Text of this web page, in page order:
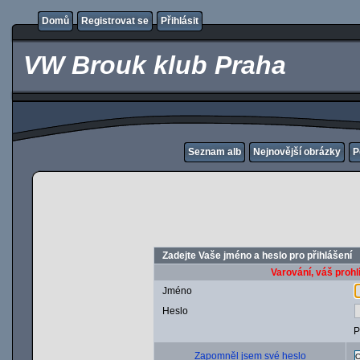
Domů Registrovat se Přihlásit
VW Brouk klub Praha
Seznam alb Nejnovější obrázky
Zadejte Vaše jméno a heslo pro přihlášení
Varování, váš
Jméno
Heslo
Zapomněl jsem své heslo